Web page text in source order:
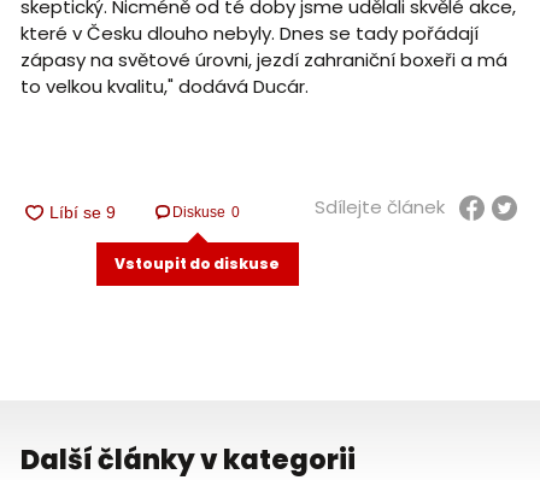
skeptický. Nicméně od té doby jsme udělali skvělé akce,
které v Česku dlouho nebyly. Dnes se tady pořádají
zápasy na světové úrovni, jezdí zahraniční boxeři a má
to velkou kvalitu," dodává Ducár.
Diskuse 0
Vstoupit do diskuse
Sdílejte článek
Další články v kategorii